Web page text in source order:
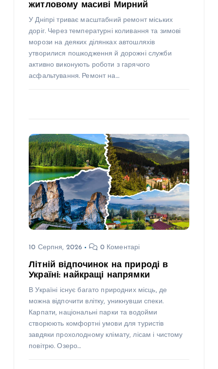
житловому масиві Мирний
У Дніпрі триває масштабний ремонт міських
доріг. Через температурні коливання та зимові
морози на деяких ділянках автошляхів
утворилися пошкодження й дорожні служби
активно виконують роботи з гарячого
асфальтування. Ремонт на…
10 Серпня, 2026 0 Коментарі
Літній відпочинок на природі в
Україні: найкращі напрямки
В Україні існує багато природних місць, де
можна відпочити влітку, уникнувши спеки.
Карпати, національні парки та водойми
створюють комфортні умови для туристів
завдяки прохолодному клімату, лісам і чистому
повітрю. Озеро…